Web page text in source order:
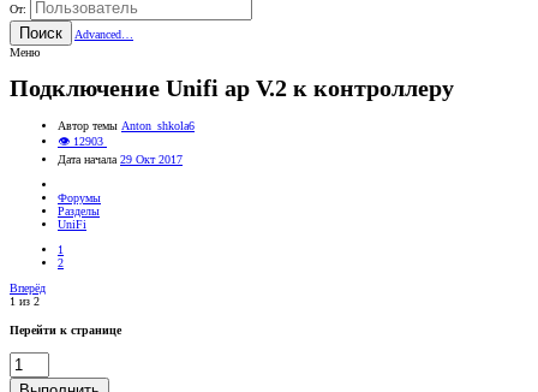
От:
Поиск
Advanced…
Меню
Подключение Unifi ap V.2 к контроллеру
Автор темы Anton_shkola6
👁 12903
Дата начала 29 Окт 2017
Форумы
Разделы
UniFi
1
2
Вперёд
1 из 2
Перейти к странице